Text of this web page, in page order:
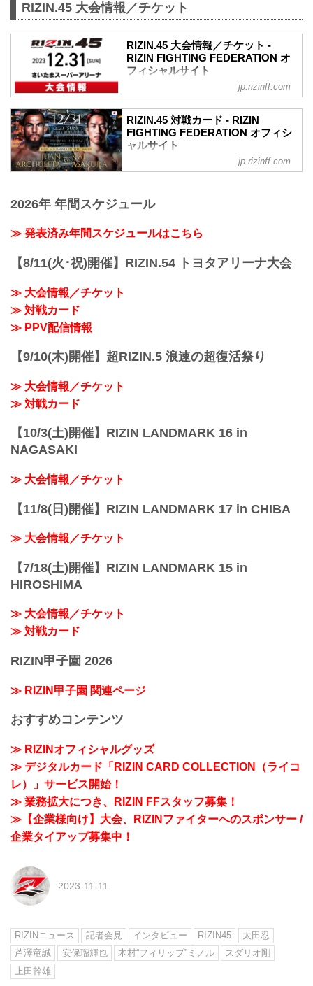
RIZIN.45 大会情報／チケット
RIZIN.45 大会情報／チケット -
RIZIN FIGHTING FEDERATION オ
フィシャルサイト
2023年12月31日（日）12:00開場（予
定）/ 14:00開始（予定）
※開場・開始時間は予定です。決定次第
RIZIN FFオフィシャルサイトにてご案内
JR京浜東北線・JR上野東京ライン（宇都
ら徒歩3分
たまアリ△タウン ー キテ、ミテ、ジッカ
jp.rizinff.com
RIZIN.45 対戦カード - RIZIN
FIGHTING FEDERATION オフィシ
ャルサイト
フアン・アーチュレッタ vs. 朝倉海
フアン・アーチュレッタ vs. 朝倉海
フライ級タイトルマッチ
堀口恭司 vs. 神龍誠
クレベル・コイケ vs. 斎藤裕
jp.rizinff.com
2026年 年間スケジュール
≫ 発表済み年間スケジュールはこちら
【8/11(火･祝)開催】RIZIN.54 トヨタアリーナ大会
≫ 大会情報／チケット
≫ 対戦カード
≫ PPV配信情報
【9/10(木)開催】超RIZIN.5 浪速の超復活祭り
≫ 大会情報／チケット
≫ 対戦カード
【10/3(土)開催】RIZIN LANDMARK 16 in
NAGASAKI
≫ 大会情報／チケット
【11/8(日)開催】RIZIN LANDMARK 17 in CHIBA
≫ 大会情報／チケット
【7/18(土)開催】RIZIN LANDMARK 15 in
HIROSHIMA
≫ 大会情報／チケット
≫ 対戦カード
RIZIN甲子園 2026
≫ RIZIN甲子園 関連ページ
おすすめコンテンツ
≫ RIZINオフィシャルグッズ
≫ デジタルカード「RIZIN CARD COLLECTION（ライコ
レ）」サービス開始！
≫ 業務拡大につき、RIZIN FFスタッフ募集！
≫【企業様向け】大会、RIZINファイターへのスポンサー /
企業タイアップ募集中！
2023-11-11
RIZINニュース 記者会見 インタビュー RIZIN45
太田忍
芦澤竜誠
安保瑠輝也 木村“フィリップ”ミノル
スダリオ剛
上田幹雄